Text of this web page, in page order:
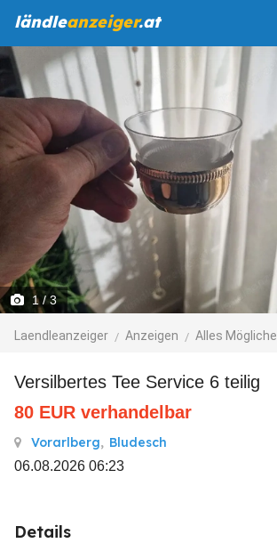
ländleanzeiger.at
1 / 3
Laendleanzeiger Anzeigen Alles Mögliche
versilbertes Tee Service 6 teilig
80 EUR verhandelbar
Vorarlberg, Bludesch
06.08.2026 06:23
Details